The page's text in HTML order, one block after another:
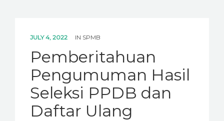
JULY 4, 2022 IN SPMB
Pemberitahuan
Pengumuman Hasil
Seleksi PPDB dan
Daftar Ulang